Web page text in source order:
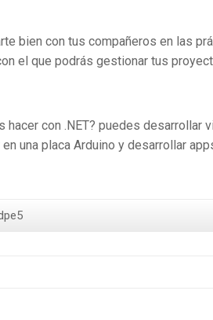
bien con tus compañeros en las
el que podrás gestionar tus
con .NET? puedes desarrollar
una placa Arduino y desarrollar